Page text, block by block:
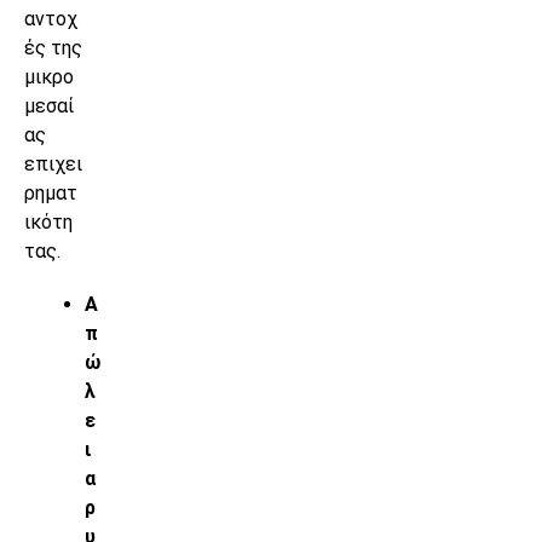
αντοχ
ές της
μικρο
μεσαί
ας
επιχει
ρηματ
ικότη
τας.
Α
π
ώ
λ
ε
ι
α
ρ
υ